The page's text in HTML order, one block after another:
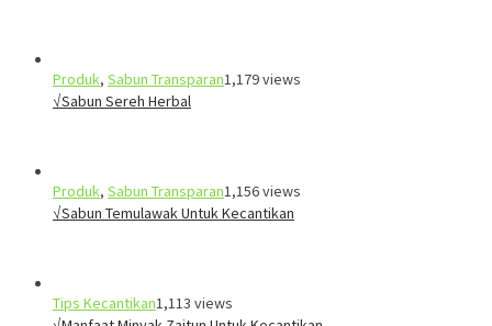
Produk, Sabun Transparan1,179 views
√Sabun Sereh Herbal
Produk, Sabun Transparan1,156 views
√Sabun Temulawak Untuk Kecantikan
Tips Kecantikan1,113 views